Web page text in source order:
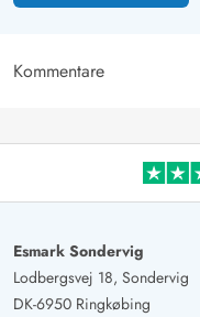
Kommentare
Esmark Sondervig
Lodbergsvej 18, Sondervig
DK-6950 Ringkøbing